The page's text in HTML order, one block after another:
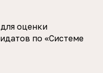
оценки
по «Системе